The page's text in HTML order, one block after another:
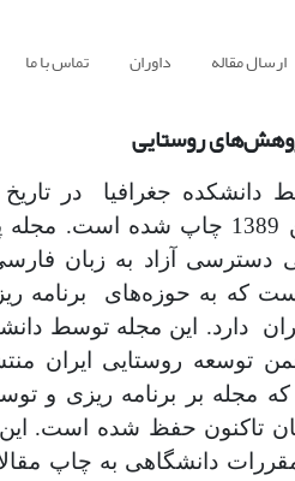
ارسال مقاله داوران تماس با ما
روستایی
تاسیس و اولین شماره آن در فروردین 1389 چاپ
دسترسی آزاد به زبان
که به حوزه‌های برنامه
دارد. این مجله توسط
توسعه روستایی ایران
که مجله بر برنامه ریزی و
تاکنون حفظ شده است.
دانشگاهی به چاپ